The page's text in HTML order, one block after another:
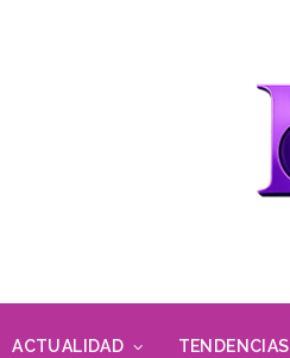
ACTUALIDAD TENDENCIAS